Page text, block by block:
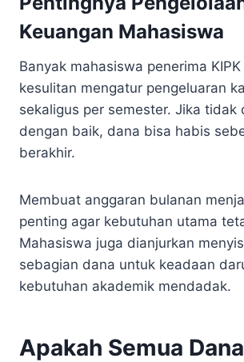
Keuangan Mahasiswa
Banyak mahasiswa penerima
kesulitan mengatur pengeluaran
sekaligus per semester. Jika tidak
dengan baik, dana bisa habis
berakhir.
Membuat anggaran bulanan
penting agar kebutuhan utama
Mahasiswa juga dianjurkan
sebagian dana untuk keadaan
kebutuhan akademik mendadak.
Apakah Semua